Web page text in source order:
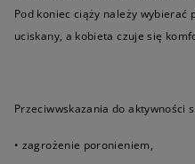
Pod koniec ciąży należy
uciskany, a kobieta czuje się
Przeciwwskazania do aktywności
• zagrożenie poronieniem,